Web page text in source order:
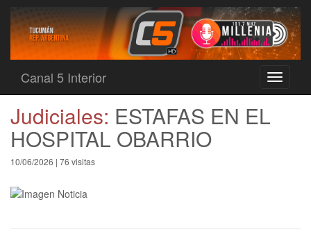
Toggle
Canal 5 Interior
Judiciales: ESTAFAS EN EL
HOSPITAL OBARRIO
10/06/2026 | 76 visitas